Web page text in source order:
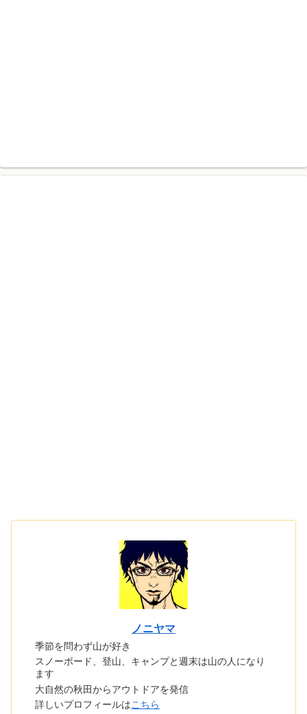
ノニヤマ
季節を問わず山が好き
スノーボード、登山、キャンプと週末は山の人になり
ます
大自然の秋田からアウトドアを発信
詳しいプロフィールはこちら